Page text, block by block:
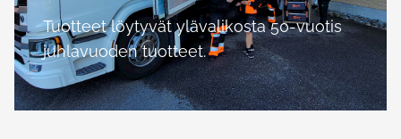
Tuotteet löytyvät ylävalikosta 50-vuotis
juhlavuoden tuotteet.